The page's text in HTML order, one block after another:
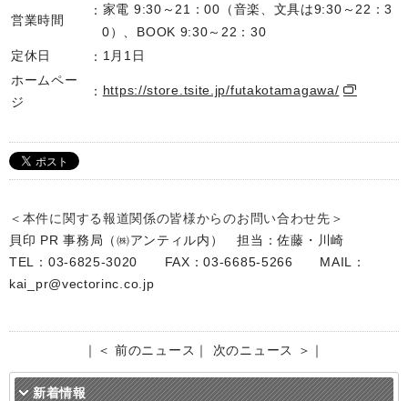
営業時間
家電 9:30～21：00（音楽、文具は9:30～22：3
0）、BOOK 9:30～22：30
定休日
1月1日
ホームペー
ジ
https://store.tsite.jp/futakotamagawa/
＜本件に関する報道関係の皆様からのお問い合わせ先＞
貝印 PR 事務局（㈱アンティル内） 担当：佐藤・川崎
TEL：03-6825-3020 FAX：03-6685-5266 MAIL：
kai_pr@vectorinc.co.jp
｜ ＜ 前のニュース ｜ 次のニュース ＞ ｜
新着情報